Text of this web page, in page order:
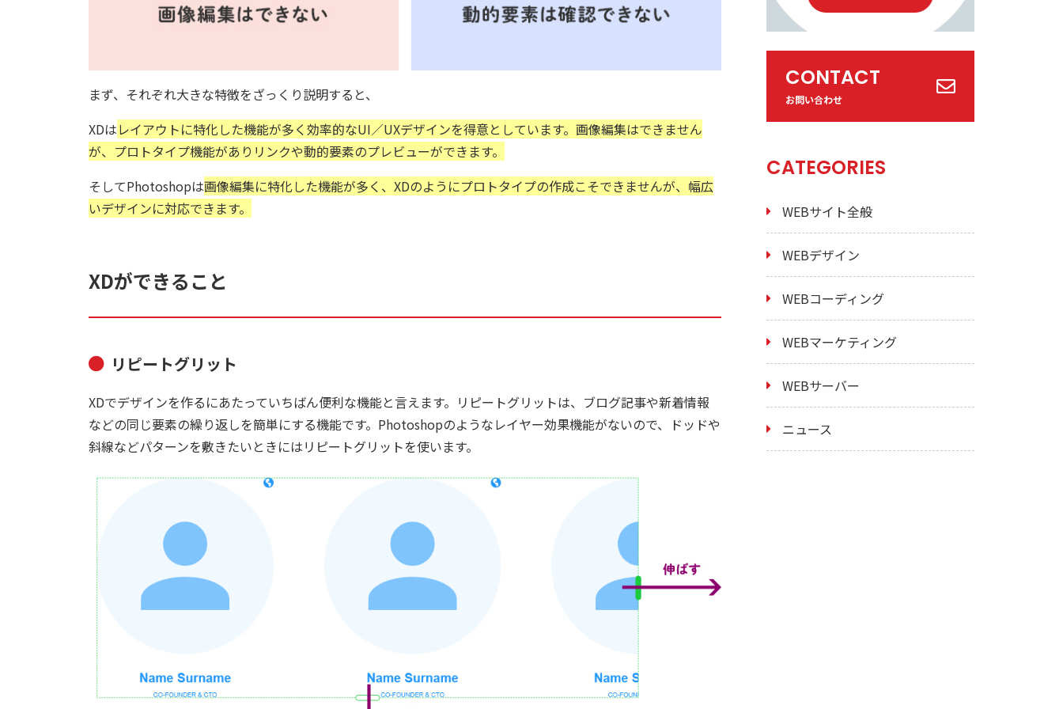
まず、それぞれ大きな特徴をざっくり説明すると、
XDはレイアウトに特化した機能が多く効率的なUI／UXデザインを得意としています。画像編集はできません
が、プロトタイプ機能がありリンクや動的要素のプレビューができます。
そしてPhotoshopは画像編集に特化した機能が多く、XDのようにプロトタイプの作成こそできませんが、幅広
いデザインに対応できます。
XDができること
リピートグリット
XDでデザインを作るにあたっていちばん便利な機能と言えます。リピートグリットは、ブログ記事や新着情報
などの同じ要素の繰り返しを簡単にする機能です。Photoshopのようなレイヤー効果機能がないので、ドッドや
斜線などパターンを敷きたいときにはリピートグリットを使います。
CONTACT
お問い合わせ
CATEGORIES
WEBサイト全般
WEBデザイン
WEBコーディング
WEBマーケティング
WEBサーバー
ニュース